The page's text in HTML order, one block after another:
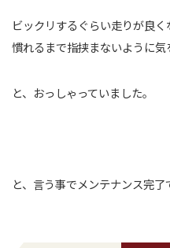
ビックリするぐらい走りが良
慣れるまで指挟まないように気
と、おっしゃっていました。
と、言う事でメンテナンス完